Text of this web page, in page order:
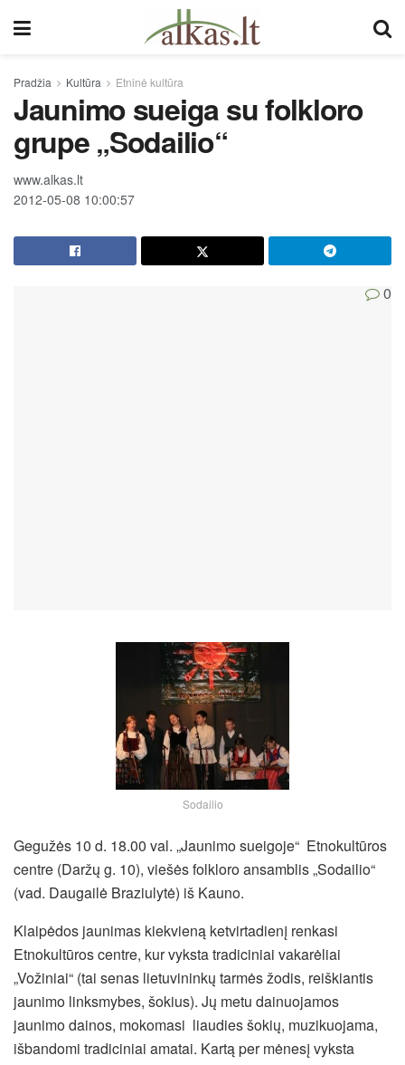
Pradžia Kultūra Etninė kultūra
Jaunimo sueiga su folkloro
grupe „Sodailio“
www.alkas.lt
2012-05-08 10:00:57
0
Sodailio
Gegužės 10 d. 18.00 val. „Jaunimo sueigoje“ Etnokultūros
centre (Daržų g. 10), viešės folkloro ansamblis „Sodailio“
(vad. Daugailė Braziulytė) iš Kauno.
Klaipėdos jaunimas kiekvieną ketvirtadienį renkasi
Etnokultūros centre, kur vyksta tradiciniai vakarėliai
„Vožiniai“ (tai senas lietuvininkų tarmės žodis, reiškiantis
jaunimo linksmybes, šokius). Jų metu dainuojamos
jaunimo dainos, mokomasi liaudies šokių, muzikuojama,
išbandomi tradiciniai amatai. Kartą per mėnesį vyksta